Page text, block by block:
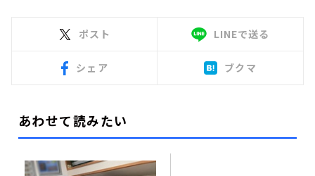
ポスト LINEで送る
シェア ブクマ
あわせて読みたい